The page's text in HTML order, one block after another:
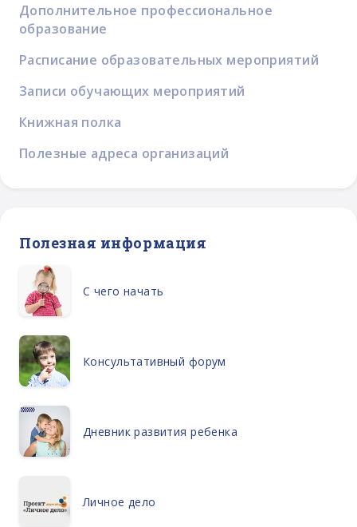
Дополнительное профессиональное
образование
Расписание образовательных мероприятий
Записи обучающих мероприятий
Книжная полка
Полезные адреса организаций
Полезная информация
С чего начать
Консультативный форум
Дневник развития ребенка
Личное дело